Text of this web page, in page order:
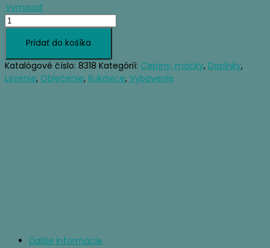
Vymazať
množstvo
BLACK
DIAMOND
PUNISHER
Pridať do košíka
Katalógové číslo: 8318 Kategórií: Cepíny, mačky, Doplnky,
Lezenie, Oblečenie, Rukavice, Vybavenie
Ďalšie informácie